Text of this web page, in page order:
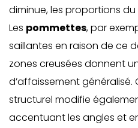
diminue, les proportions
Les pommettes, par
saillantes en raison de ce
zones creusées donnent
d’affaissement
structurel modifie
accentuant les angles et